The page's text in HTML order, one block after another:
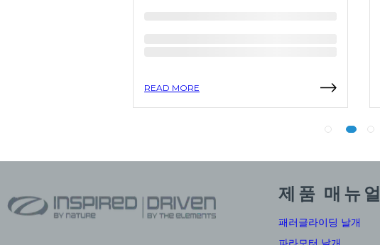
READ MORE
제품 매뉴얼
패러글라이딩 날개